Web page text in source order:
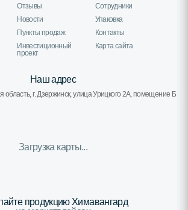
Отзывы
Сотрудники
Новости
Упаковка
Пункты продаж
Контакты
Инвестиционный
проект
Карта сайта
Наш адрес
область, г. Дзержинск, улица Урицкого 2А, помещение Б
Загрузка карты...
продукцию Химавангард